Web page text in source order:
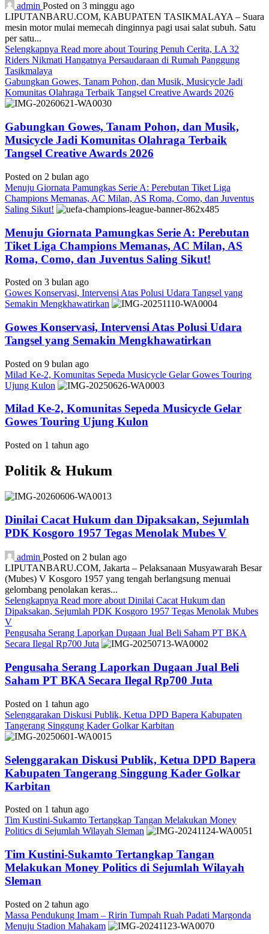
admin Posted on 3 minggu ago
LIPUTANBARU.COM, KABUPATEN TASIKMALAYA – Suara
mesin motor mulai memecah dinginnya pagi usai salat subuh. Satu
per satu...
Selengkapnya Read more about Touring Penuh Cerita, LA 32
Riders Nikmati Hangatnya Persaudaraan di Rumah Panggung
Tasikmalaya
Gabungkan Gowes, Tanam Pohon, dan Musik, Musicycle Jadi
Komunitas Olahraga Terbaik Tangsel Creative Awards 2026
Gabungkan Gowes, Tanam Pohon, dan Musik,
Musicycle Jadi Komunitas Olahraga Terbaik
Tangsel Creative Awards 2026
Posted on 2 bulan ago
Menuju Giornata Pamungkas Serie A: Perebutan Tiket Liga
Champions Memanas, AC Milan, AS Roma, Como, dan Juventus
Saling Sikut!
Menuju Giornata Pamungkas Serie A: Perebutan
Tiket Liga Champions Memanas, AC Milan, AS
Roma, Como, dan Juventus Saling Sikut!
Posted on 3 bulan ago
Gowes Konservasi, Intervensi Atas Polusi Udara Tangsel yang
Semakin Mengkhawatirkan
Gowes Konservasi, Intervensi Atas Polusi Udara
Tangsel yang Semakin Mengkhawatirkan
Posted on 9 bulan ago
Milad Ke-2, Komunitas Sepeda Musicycle Gelar Gowes Touring
Ujung Kulon
Milad Ke-2, Komunitas Sepeda Musicycle Gelar
Gowes Touring Ujung Kulon
Posted on 1 tahun ago
Politik & Hukum
Dinilai Cacat Hukum dan Dipaksakan, Sejumlah
PDK Kosgoro 1957 Tegas Menolak Mubes V
admin Posted on 2 bulan ago
LIPUTANBARU.COM, Jakarta – Pelaksanaan Musyawarah Besar
(Mubes) V Kosgoro 1957 yang tengah berlangsung menuai
gelombang penolakan keras...
Selengkapnya Read more about Dinilai Cacat Hukum dan
Dipaksakan, Sejumlah PDK Kosgoro 1957 Tegas Menolak Mubes
V
Pengusaha Serang Laporkan Dugaan Jual Beli Saham PT BKA
Secara Ilegal Rp700 Juta
Pengusaha Serang Laporkan Dugaan Jual Beli
Saham PT BKA Secara Ilegal Rp700 Juta
Posted on 1 tahun ago
Selenggarakan Diskusi Publik, Ketua DPD Bapera Kabupaten
Tangerang Singgung Kader Golkar Karbitan
Selenggarakan Diskusi Publik, Ketua DPD Bapera
Kabupaten Tangerang Singgung Kader Golkar
Karbitan
Posted on 1 tahun ago
Tim Kustini-Sukamto Tertangkap Tangan Melakukan Money
Politics di Sejumlah Wilayah Sleman
Tim Kustini-Sukamto Tertangkap Tangan
Melakukan Money Politics di Sejumlah Wilayah
Sleman
Posted on 2 tahun ago
Massa Pendukung Imam – Ririn Tumpah Ruah Padati Margonda
Menuju Stadion Mahakam